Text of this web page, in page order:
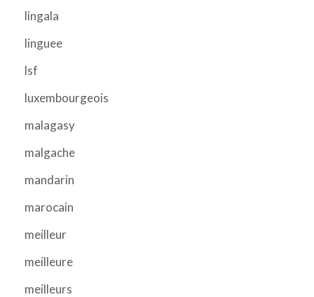
lingala
linguee
lsf
luxembourgeois
malagasy
malgache
mandarin
marocain
meilleur
meilleure
meilleurs